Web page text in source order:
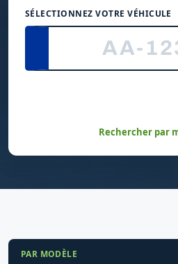
SÉLECTIONNEZ VOTRE VÉHICULE
Rechercher par
PAR MODÈLE